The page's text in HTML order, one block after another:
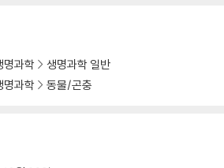
명과학
생명과학 일반
명과학 동물/곤충